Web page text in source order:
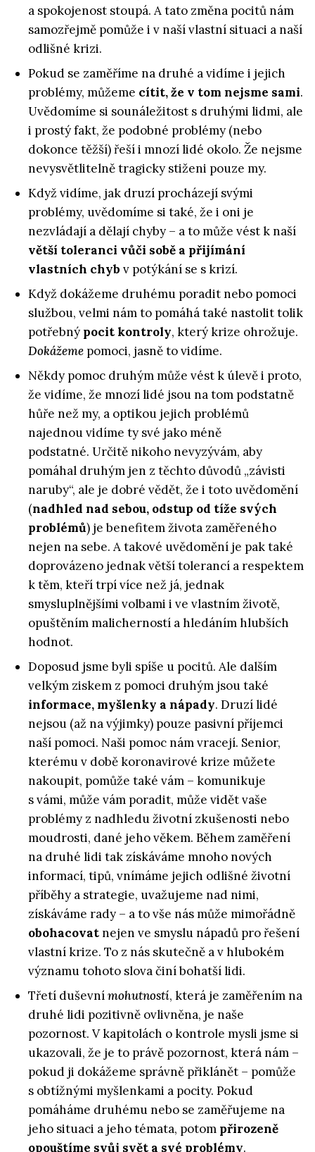
a spokojenost stoupá. A tato změna pocitů nám
samozřejmě pomůže i v naší vlastní situaci a naší
odlišné krizi.
Pokud se zaměříme na druhé a vidíme i jejich
problémy, můžeme cítit, že v tom nejsme sami.
Uvědomíme si sounáležitost s druhými lidmi, ale
i prostý fakt, že podobné problémy (nebo
dokonce těžší) řeší i mnozí lidé okolo. Že nejsme
nevysvětlitelně tragicky stiženi pouze my.
Když vidíme, jak druzí procházejí svými
problémy, uvědomíme si také, že i oni je
nezvládají a dělají chyby – a to může vést k naší
větší toleranci vůči sobě a přijímání
vlastních chyb v potýkání se s krizí.
Když dokážeme druhému poradit nebo pomoci
službou, velmi nám to pomáhá také nastolit tolik
potřebný pocit kontroly, který krize ohrožuje.
Dokážeme pomoci, jasně to vidíme.
Někdy pomoc druhým může vést k úlevě i proto,
že vidíme, že mnozí lidé jsou na tom podstatně
hůře než my, a optikou jejich problémů
najednou vidíme ty své jako méně
podstatné. Určitě nikoho nevyzývám, aby
pomáhal druhým jen z těchto důvodů „závisti
naruby“, ale je dobré vědět, že i toto uvědomění
(nadhled nad sebou, odstup od tíže svých
problémů) je benefitem života zaměřeného
nejen na sebe. A takové uvědomění je pak také
doprovázeno jednak větší tolerancí a respektem
k těm, kteří trpí více než já, jednak
smysluplnějšími volbami i ve vlastním životě,
opuštěním malicherností a hledáním hlubších
hodnot.
Doposud jsme byli spíše u pocitů. Ale dalším
velkým ziskem z pomoci druhým jsou také
informace, myšlenky a nápady. Druzí lidé
nejsou (až na výjimky) pouze pasivní příjemci
naší pomoci. Naši pomoc nám vracejí. Senior,
kterému v době koronavirové krize můžete
nakoupit, pomůže také vám – komunikuje
s vámi, může vám poradit, může vidět vaše
problémy z nadhledu životní zkušenosti nebo
moudrosti, dané jeho věkem. Během zaměření
na druhé lidi tak získáváme mnoho nových
informací, tipů, vnímáme jejich odlišné životní
příběhy a strategie, uvažujeme nad nimi,
získáváme rady – a to vše nás může mimořádně
obohacovatnejen ve smyslu nápadů pro řešení
vlastní krize. To z nás skutečně a v hlubokém
významu tohoto slova činí bohatší lidi.
Třetí duševnímohutností, která je zaměřením na
druhé lidi pozitivně ovlivněna, je naše
pozornost. V kapitolách o kontrole mysli jsme si
ukazovali, že je to právě pozornost, která nám –
pokud ji dokážeme správně přiklánět – pomůže
s obtížnými myšlenkami a pocity. Pokud
pomáháme druhému nebo se zaměřujeme na
jeho situaci a jeho témata, potom přirozeně
opouštíme svůj svět a své problémy.